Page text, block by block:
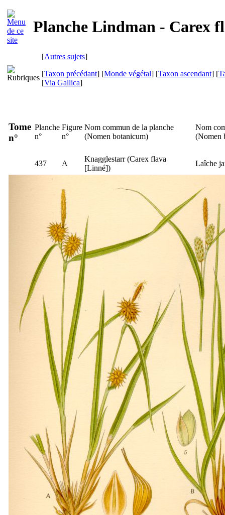
Planche Lindman - Carex
[Autres sujets]
[Taxon précédant] [Monde végétal] [Taxon ascendant] [
[Via Gallica]
Tome
n°
Planche
n°
Figure
n°
Nom commun de la planche
(Nomen botanicum)
Nom
(Nomen
437 A
Knagglestarr(Carex flava
[Linné])
Laîche